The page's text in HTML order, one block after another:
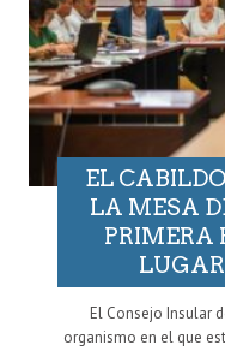
EL
LA MESA
PRIMERA
LUGAR
El Consejo Insular
organismo en el que